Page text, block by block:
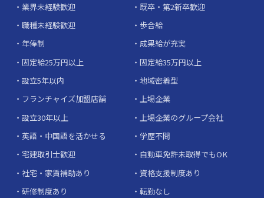
業界未経験歓迎
既卒・第2新卒歓迎
職種未経験歓迎
歩合給
年俸制
成果給が充実
固定給25万円以上
固定給35万円以上
設立5年以内
地域密着型
フランチャイズ加盟店舗
上場企業
設立30年以上
上場企業のグループ会社
英語・中国語を活かせる
学歴不問
宅建取引士歓迎
自動車免許未取得でもOK
社宅・家賃補助あり
資格支援制度あり
研修制度あり
転勤なし